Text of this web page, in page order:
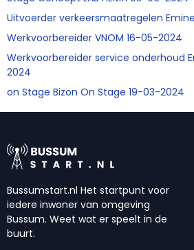
Uitvoerder verkeersmaatregelen
Werkvoorbereider VNOM 16-05-2024
Werkvoorbereider service onderhoud
2024
on Stage Bizon On Stage 19-03-2024
Bussumstart.nl Het startpunt voor
iedere inwoner van omgeving
Bussum. Weet wat er speelt in de
buurt.